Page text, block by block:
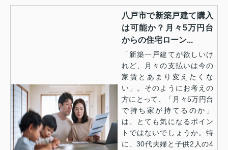
八戸市で新築戸建て購入
は可能か？月々5万円台
からの住宅ローン...
「新築一戸建てが欲しいけ
れど、月々の支払いは今の
家賃とあまり変えたくな
い」。そのようにお考えの
方にとって、「月々5万円台
で持ち家が持てるのか」
は、とても気になるポイン
トではないでしょうか。特
に、30代夫婦と子供2人の4